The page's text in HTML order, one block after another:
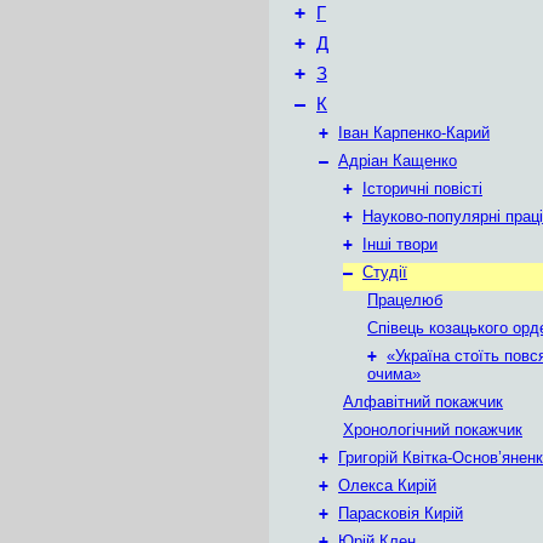
+ Г
+ Д
+ З
– К
+
Іван Карпенко-Карий
– Адріан Кащенко
+
Історичні повісті
+
Науково-популярні праці
+
Інші твори
– Студії
Працелюб
Співець козацького
+ «Україна стоїть
очима»
Алфавітний покажчик
Хронологічний покажчик
+
Григорій Квітка-
+ Олекса Кирій
+
Парасковія Кирій